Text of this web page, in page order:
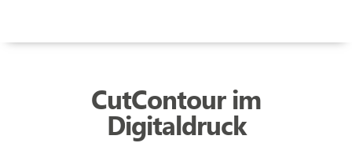
CutContour im
Digitaldruck